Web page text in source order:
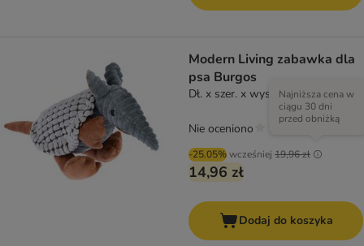
Modern Living zabawka dla
psa Burgos
Dł. x szer. x wys.: 37 x 14 x 17 cm
-25.05%wcześniej 19,96 zł
Najniższa cena w
ciągu 30 dni
przed obniżką
14,96 zł
Nie oceniono
Dodaj do koszyka